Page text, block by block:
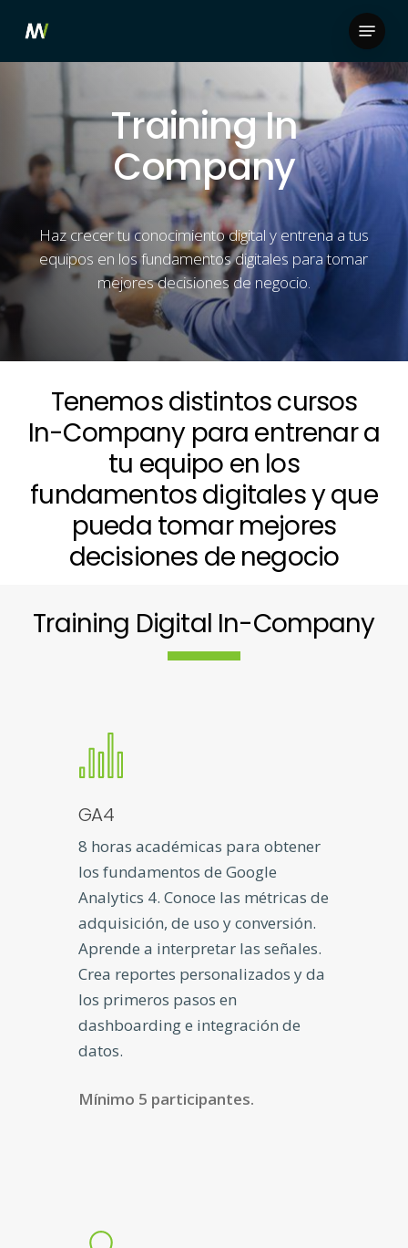
main
Menu
Training In
Company
Haz crecer tu conocimiento digital y entrena a tus
equipos en los fundamentos digitales para tomar
mejores decisiones de negocio.
Tenemosdistintoscursos
In-Company para entrenara
tu equipo en los
fundamentosdigitalesyque
pueda tomar mejores
decisiones de negocio
Training Digital In-Company
GA4
8 horas académicas para obtener
los fundamentos de Google
Analytics 4. Conoce las métricas de
adquisición, de uso y conversión.
Aprende a interpretar las señales.
Crea reportes personalizados y da
los primeros pasos en
dashboarding e integración de
datos.
Mínimo 5 participantes.
Close
Menu